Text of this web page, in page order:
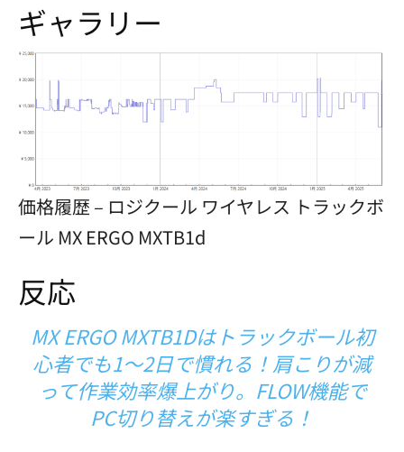
ギャラリー
価格履歴 – ロジクール ワイヤレス トラックボ
ール MX ERGO MXTB1d
反応
MX ERGO MXTB1Dはトラックボール初
心者でも1～2日で慣れる！肩こりが減
って作業効率爆上がり。FLOW機能で
PC切り替えが楽すぎる！